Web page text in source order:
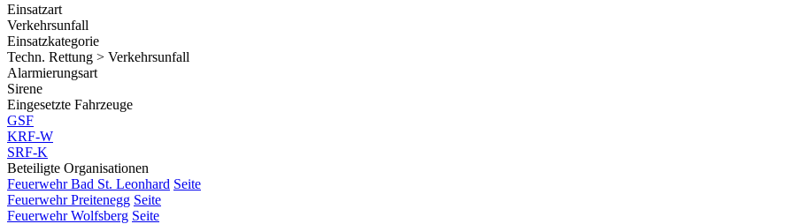
Einsatzart
Verkehrsunfall
Einsatzkategorie
Techn. Rettung > Verkehrsunfall
Alarmierungsart
Sirene
Eingesetzte Fahrzeuge
GSF
KRF-W
SRF-K
Beteiligte Organisationen
Feuerwehr Bad St. Leonhard Seite
Feuerwehr Preitenegg Seite
Feuerwehr Wolfsberg Seite